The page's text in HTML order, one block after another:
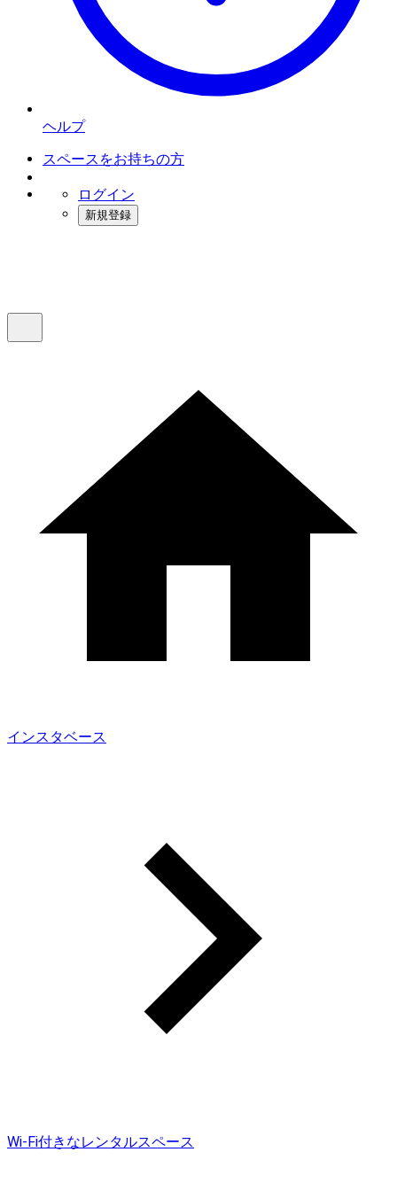
ヘルプ
スペースをお持ちの方
ログイン
新規登録
インスタベース
Wi-Fi付きなレンタルスペース